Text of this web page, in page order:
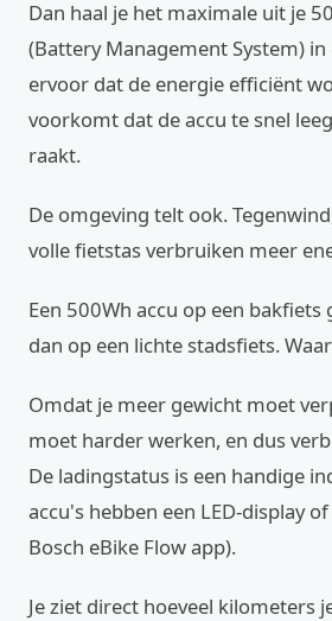
Dan haal je het maximale uit je
(Battery Management System)
ervoor dat de energie efficiënt
voorkomt dat de accu te snel
raakt.
De omgeving telt ook.
volle fietstas verbruiken meer
Een 500Wh accu op een
dan op een lichte stadsfiets.
Omdat je meer gewicht moet
moet harder werken, en dus
De ladingstatus is een handige
accu's hebben een LED-display
Bosch eBike Flow app).
Je ziet direct hoeveel kilometers